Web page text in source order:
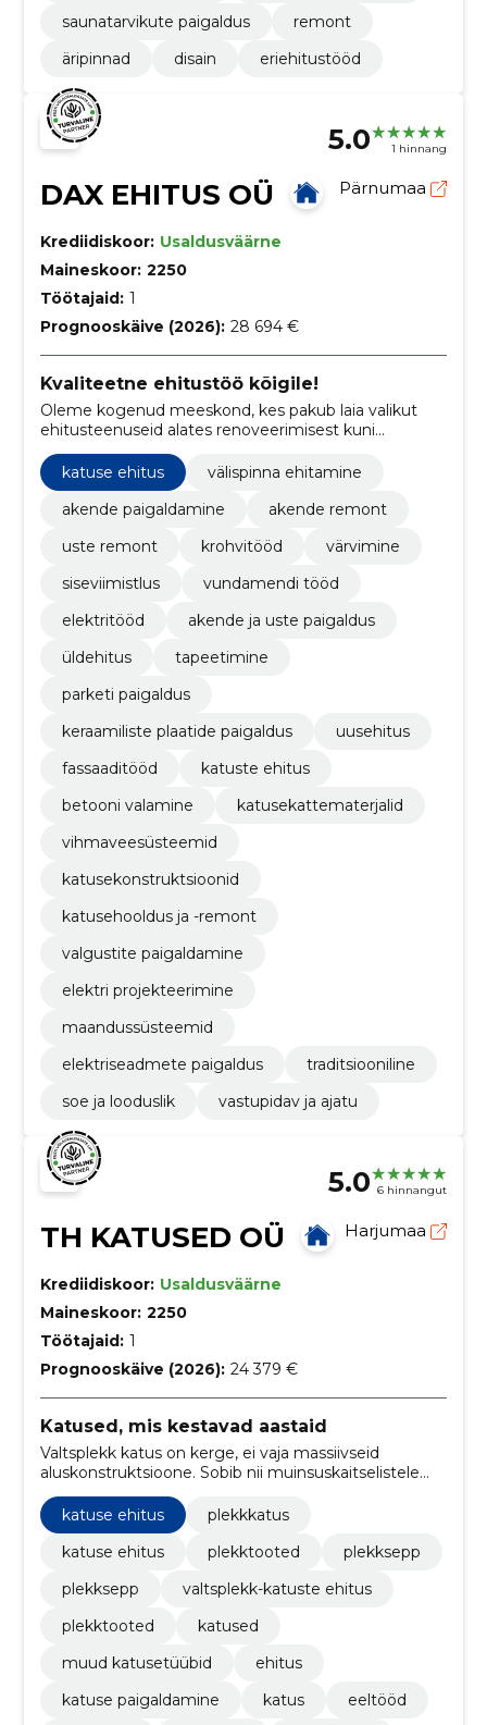
saunatarvikute paigaldus
remont
äripinnad
disain eriehitustööd
5.0 1 hinnang
DAX EHITUS OÜ Pärnumaa
Krediidiskoor: Usaldusväärne
Maineskoor: 2250
Töötajaid: 1
Prognooskäive (2026): 28 694 €
Kvaliteetne ehitustöö kõigile!
Oleme kogenud meeskond, kes pakub laia valikut
ehitusteenuseid alates renoveerimisest kuni
suuremahuliste projektideni. Meie põhiväärtusteks on
kvaliteet, täpsus ja klientide rahulolu.
katuse ehitus
välispinna ehitamine
akende paigaldamine
akende remont
uste remont
krohvitööd
värvimine
siseviimistlus
vundamendi tööd
elektritööd
akende ja uste paigaldus
üldehitus
tapeetimine
parketi paigaldus
keraamiliste plaatide paigaldus
uusehitus
fassaaditööd
katuste ehitus
betooni valamine
katusekattematerjalid
vihmaveesüsteemid
katusekonstruktsioonid
katusehooldus ja -remont
valgustite paigaldamine
elektri projekteerimine
maandussüsteemid
elektriseadmete paigaldus
traditsiooniline
soe ja looduslik
vastupidav ja ajatu
5.0 6 hinnangut
TH KATUSED OÜ Harjumaa
Krediidiskoor: Usaldusväärne
Maineskoor: 2250
Töötajaid: 1
Prognooskäive (2026): 24 379 €
Katused, mis kestavad aastaid
Valtsplekk katus on kerge, ei vaja massiivseid
aluskonstruktsioone. Sobib nii muinsuskaitselistele
objektidele kui ka modernsesse keskkonda.
katuse ehitus
plekkkatus
katuse ehitus
plekktooted
plekksepp
plekksepp
valtsplekk-katuste ehitus
plekktooted
katused
muud katusetüübid
ehitus
katuse paigaldamine
katus
eeltööd